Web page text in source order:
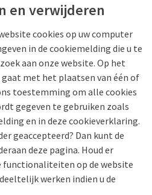
en verwijderen
cookies op uw computer
in de cookiemelding die u te
aan onze website. Op het
met het plaatsen van één of
toestemming om alle cookies
gegeven te gebruiken zoals
en in deze cookieverklaring.
geaccepteerd? Dan kunt de
deze pagina. Houd er
functionaliteiten op de website
werken indien u de